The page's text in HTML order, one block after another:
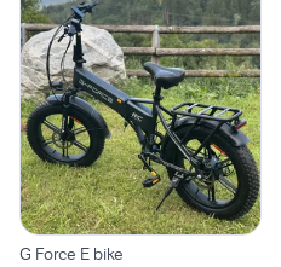
G Force E bike